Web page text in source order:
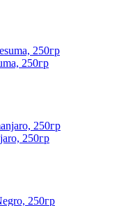
250гр
250гр